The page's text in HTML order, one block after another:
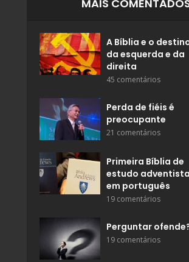
MAIS
A Bíblia e o
da esquerda e da
direita
45 comentários
Perda de fiéis é
preocupante
21 comentários
Primeira Bíblia de
estudo adventista
em português
19 comentários
Perguntar
19 comentários